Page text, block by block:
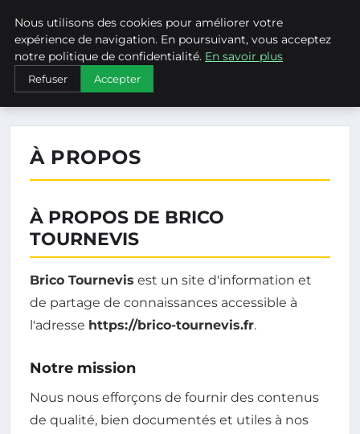
BRICO TOURNEVIS
ACCUEIL › À PROPOS
À PROPOS
À PROPOS DE BRICO
TOURNEVIS
Brico Tournevis est un site d'information et
de partage de connaissances accessible à
l'adresse https://brico-tournevis.fr.
Notre mission
Nous nous efforçons de fournir des contenus
de qualité, bien documentés et utiles à nos
Nous utilisons des cookies pour améliorer votre
expérience de navigation. En poursuivant, vous acceptez
notre politique de confidentialité. En savoir plus
Refuser Accepter